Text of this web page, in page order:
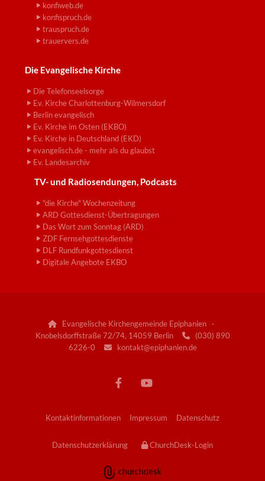
konfiweb.de
konfispruch.de
trauspruch.de
trauervers.de
Die Evangelische Kirche
Die Telefonseelsorge
Ev. Kirche Charlottenburg-Wilmersdorf
Berlin evangelisch
Ev. Kirche im Osten (EKBO)
Ev. Kirche in Deutschland (EKD)
evangelisch.de - mehr als du glaubst
Ev. Landesarchiv
TV- und Radiosendungen, Podcasts
"die Kirche" Wochenzeitung
ARD Gottesdienst-Übertragungen
Das Wort zum Sonntag (ARD)
ZDF Fernsehgottesdienste
DLF Rundfunkgottesdienst
Digitale Angebote EKBO
Evangelische Kirchengemeinde Epiphanien ·
Knobelsdorffstraße 72/74, 14059 Berlin
(030) 890
6226-0
kontakt@epiphanien.de
Kontaktinformationen Impressum Datenschutz
Datenschutzerklärung ChurchDesk-Login